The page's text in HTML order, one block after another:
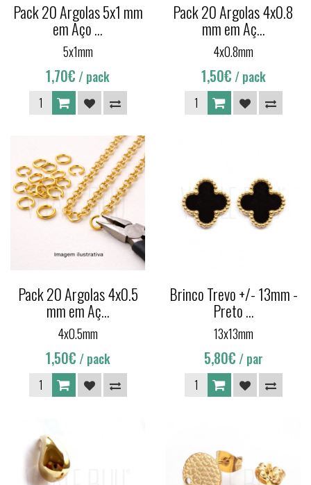
Pack 20 Argolas 5x1 mm
em Aço ...
5x1mm
1,70€ / pack
Pack 20 Argolas 4x0.8
mm em Aç...
4x0.8mm
1,50€ / pack
Pack 20 Argolas 4x0.5
mm em Aç...
4x0.5mm
1,50€ / pack
Brinco Trevo +/- 13mm -
Preto ...
13x13mm
5,80€ / par